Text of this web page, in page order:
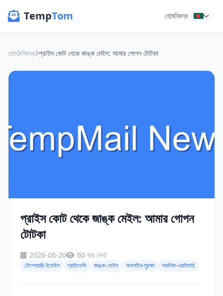
TempTom হোমনিবন্ধ
হোম নিবন্ধ প্রাইস কোট থেকে জাঙ্ক মেইল: আমার গোপন টোটকা
প্রাইস কোট থেকে জাঙ্ক মেইল: আমার গোপন
টোটকা
2026-06-20 60 বার দেখা
টেম্পোরারি-ইমেইল প্রাইভেসি জাঙ্ক-মেইল অনলাইন-সুরক্ষা পাবলিক-ওয়াইফাই